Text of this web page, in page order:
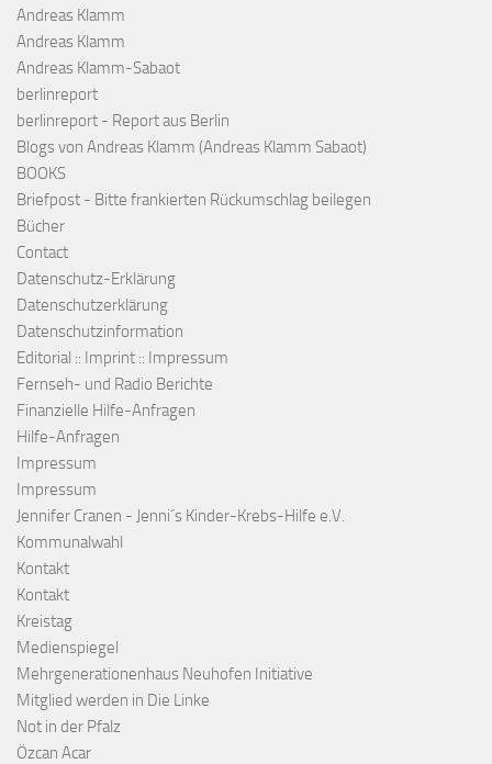
Andreas Klamm
Andreas Klamm
Andreas Klamm-Sabaot
berlinreport
berlinreport - Report aus Berlin
Blogs von Andreas Klamm (Andreas Klamm Sabaot)
BOOKS
Briefpost - Bitte frankierten Rückumschlag beilegen
Bücher
Contact
Datenschutz-Erklärung
Datenschutzerklärung
Datenschutzinformation
Editorial :: Imprint :: Impressum
Fernseh- und Radio Berichte
Finanzielle Hilfe-Anfragen
Hilfe-Anfragen
Impressum
Impressum
Jennifer Cranen - Jenni´s Kinder-Krebs-Hilfe e.V.
Kommunalwahl
Kontakt
Kontakt
Kreistag
Medienspiegel
Mehrgenerationenhaus Neuhofen Initiative
Mitglied werden in Die Linke
Not in der Pfalz
Özcan Acar